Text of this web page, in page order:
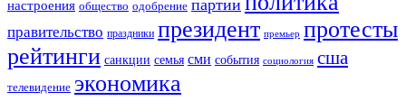
настроения общество одобрение партии
правительство праздники президент премьер протесты
рейтинги санкции семья сми события социология сша
телевидение экономика